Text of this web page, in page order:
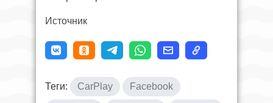
Источник
Теги: CarPlay Facebook